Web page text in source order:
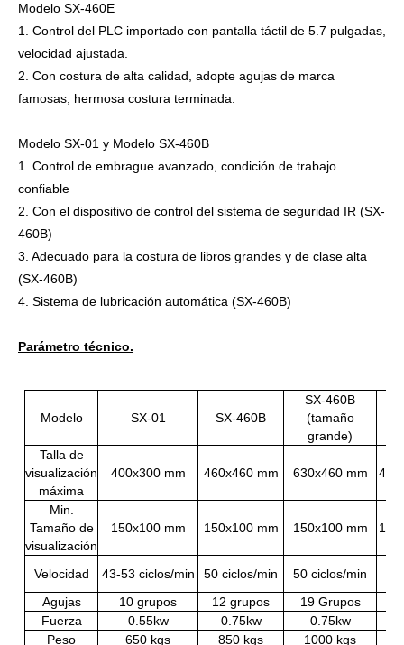
Modelo SX-460E
1. Control del PLC importado con pantalla táctil de 5.7 pulgadas,
velocidad ajustada.
2. Con costura de alta calidad, adopte agujas de marca
famosas, hermosa costura terminada.
Modelo SX-01 y Modelo SX-460B
1. Control de embrague avanzado, condición de trabajo
confiable
2. Con el dispositivo de control del sistema de seguridad IR (SX-
460B)
3. Adecuado para la costura de libros grandes y de clase alta
(SX-460B)
4. Sistema de lubricación automática (SX-460B)
Parámetro técnico.
Modelo SX-01 SX-460B
SX-460B
(tamaño
grande)
Talla de
visualización
máxima
400x300 mm 460x460 mm 630x460 mm
Min.
Tamaño de
visualización
150x100 mm 150x100 mm 150x100 mm
Velocidad 43-53 ciclos/min 50 ciclos/min 50 ciclos/min
Agujas
10 grupos 12 grupos 19 Grupos
Fuerza
0.55kw 0.75kw 0.75kw
Peso
650 kgs 850 kgs 1000 kgs